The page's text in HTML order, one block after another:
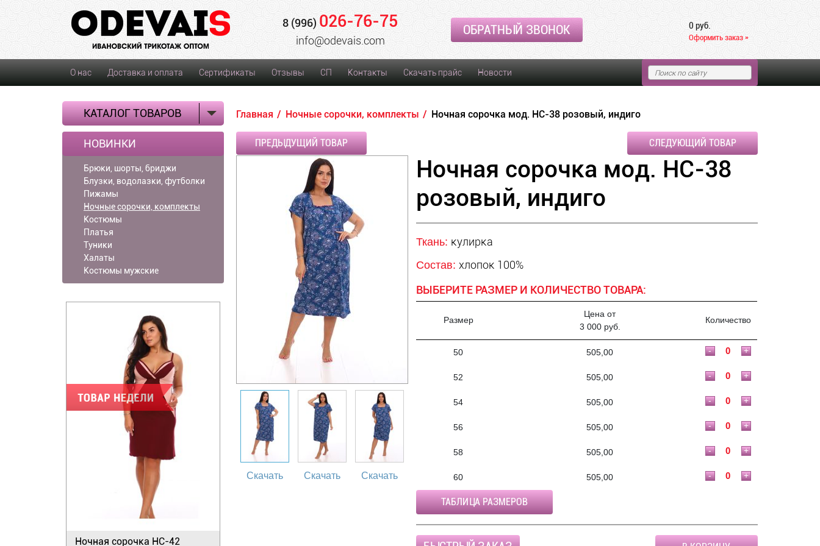
8 (996) 026-76-75
info@odevais.com
ОБРАТНЫЙ ЗВОНОК 0 руб.
Оформить заказ »
О нас Доставка и оплата Сертификаты Отзывы СП Контакты Скачать прайс Новости
КАТАЛОГ ТОВАРОВ
НОВИНКИ
Брюки, шорты, бриджи
Блузки, водолазки, футболки
Пижамы
Ночные сорочки, комплекты
Костюмы
Платья
Туники
Халаты
Костюмы мужские
Ночная сорочка НС-42
Главная Ночные сорочки, комплекты Ночная сорочка мод. НС-38 розовый, индиго
ПРЕДЫДУЩИЙ ТОВАР СЛЕДУЮЩИЙ ТОВАР
Скачать Скачать Скачать
Ночная сорочка мод. НС-38
розовый, индиго
Ткань: кулирка
Состав: хлопок 100%
ВЫБЕРИТЕ РАЗМЕР И КОЛИЧЕСТВО ТОВАРА:
Размер
Цена от
3 000 руб.
Количество
50 505,00 +
-
52 505,00 +
-
54 505,00 +
-
56 505,00 +
-
58 505,00 +
-
60 505,00 +
-
ТАБЛИЦА РАЗМЕРОВ